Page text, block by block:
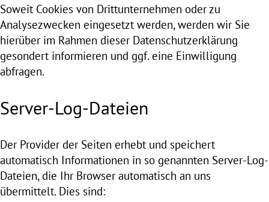
Soweit Cookies von Drittunternehmen oder zu
Analysezwecken eingesetzt werden, werden wir Sie
hierüber im Rahmen dieser Datenschutzerklärung
gesondert informieren und ggf. eine Einwilligung
abfragen.
Server-Log-Dateien
Der Provider der Seiten erhebt und speichert
automatisch Informationen in so genannten Server-Log-
Dateien, die Ihr Browser automatisch an uns
übermittelt. Dies sind: